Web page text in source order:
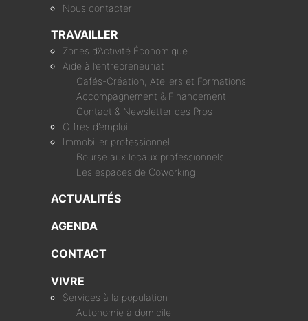
Nous contacter
TRAVAILLER
Zones d’Activité Économique
Aide à l’entrepreneuriat
Cafés-Création, Ateliers et Formations
Accompagnement & Financement
Contact & Newsletter des Pros
Offres d’emploi
Immobilier professionnel
Bourse aux locaux professionnels
Les espaces de Coworking
ACTUALITÉS
AGENDA
CONTACT
VIVRE
Services à la population
Autonomie à domicile